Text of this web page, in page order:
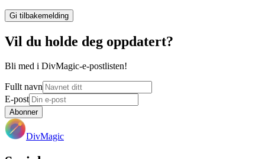
Gi tilbakemelding
Vil du holde deg oppdatert?
Bli med i DivMagic-e-postlisten!
Fullt navn
E-post
Abonner
DivMagic